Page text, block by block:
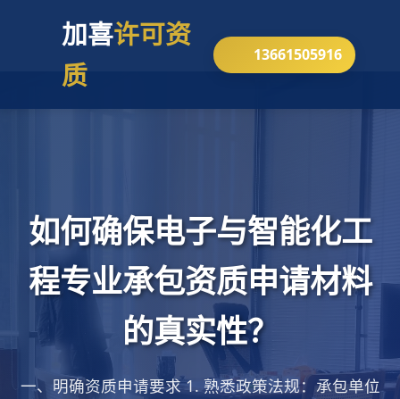
加喜许可资
质
13661505916
如何确保电子与智能化工
程专业承包资质申请材料
的真实性？
一、明确资质申请要求 1. 熟悉政策法规：承包单位